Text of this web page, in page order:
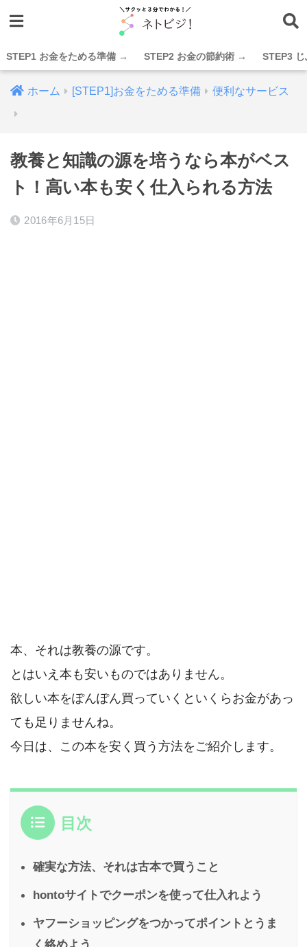
STEP1 お金をためる準備 → STEP2 お金の節約術 → STEP3
ホーム [STEP1]お金をためる準備 便利なサービス
教養と知識の源を培うなら本がベス
ト！高い本も安く仕入られる方法
2016年6月15日
本、それは教養の源です。
とはいえ本も安いものではありません。
欲しい本をぽんぽん買っていくといくらお金があっ
ても足りませんね。
今日は、この本を安く買う方法をご紹介します。
目次
確実な方法、それは古本で買うこと
hontoサイトでクーポンを使って仕入れよう
ヤフーショッピングをつかってポイントとうま
く絡めよう